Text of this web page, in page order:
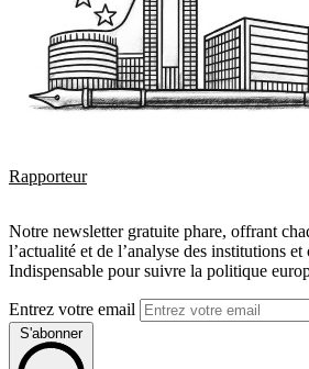
Rapporteur
Notre newsletter gratuite phare, offrant
l’actualité et de l’analyse des institutions et
Indispensable pour suivre la politique
Entrez votre email
S'abonner